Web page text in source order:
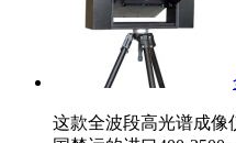
这款全波段高光谱成像